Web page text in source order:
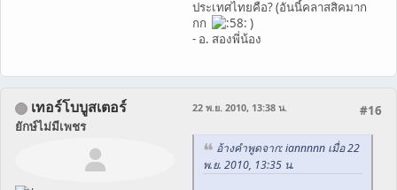
ประเทศไทยคือ? (อันนี้คลาสสิคมาก
กก
)
- อ. สองพี่น้อง
เทอร์โบบูสเตอร์
ยักษ์ไม่มีเพชร
#16
22 พ.ย. 2010, 13:38 น.
อ้างคำพูดจาก: iannnnn เมื่อ 22
พ.ย. 2010, 13:35 น.